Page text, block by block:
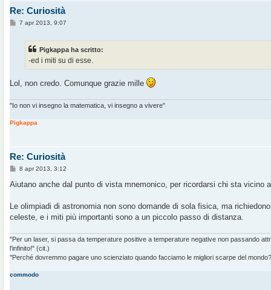
Re: Curiosità
M
o
7 apr 2013, 9:07
Pigkappa ha scritto:
-ed i miti su di esse.
Lol, non credo. Comunque grazie mille
"Io non vi insegno la matematica, vi insegno a vivere"
Pigkappa
Re: Curiosità
M
s
g
i
8 apr 2013, 3:12
Aiutano anche dal punto di vista mnemonico, per ricordarsi chi sta vicino
Le olimpiadi di astronomia non sono domande di sola fisica, ma
celeste, e i miti più importanti sono a un piccolo passo di distanza.
"Per un laser, si passa da temperature positive a temperature negative non passando
l'infinito!" (cit.)
"Perché dovremmo pagare uno scienziato quando facciamo le migliori scarpe del
commodo